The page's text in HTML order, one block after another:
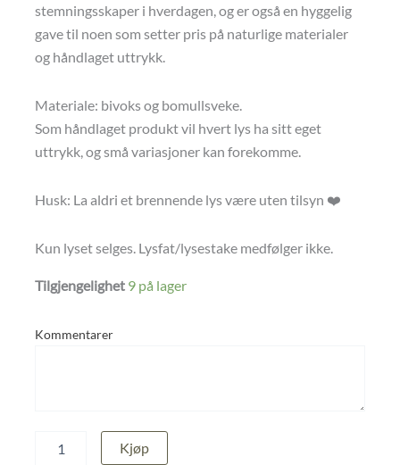
stemningsskaper i hverdagen, og er også en hyggelig
gave til noen som setter pris på naturlige materialer
og håndlaget uttrykk.
Materiale: bivoks og bomullsveke.
Som håndlaget produkt vil hvert lys ha sitt eget
uttrykk, og små variasjoner kan forekomme.
Husk: La aldri et brennende lys være uten tilsyn ❤️
Kun lyset selges. Lysfat/lysestake medfølger ikke.
Tilgjengelighet 9 på lager
Kommentarer
Honningkrukke
antall
Kjøp